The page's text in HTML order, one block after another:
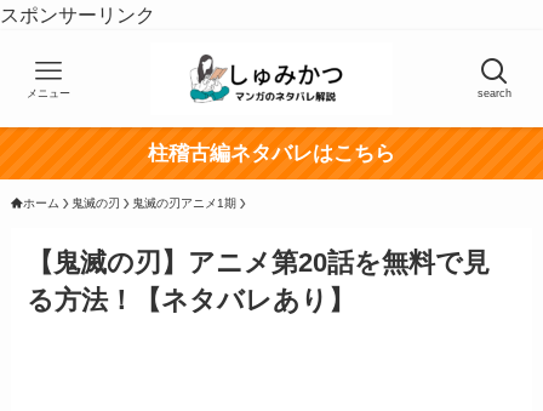
スポンサーリンク
search
メニュー
柱稽古編ネタバレはこちら
ホーム 鬼滅の刃 鬼滅の刃アニメ1期
【鬼滅の刃】アニメ第20話を無料で見
る方法！【ネタバレあり】